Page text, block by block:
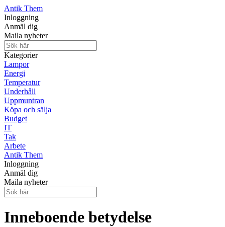
Antik Them
Inloggning
Anmäl dig
Maila nyheter
Kategorier
Lampor
Energi
Temperatur
Underhåll
Uppmuntran
Köpa och sälja
Budget
IT
Tak
Arbete
Antik Them
Inloggning
Anmäl dig
Maila nyheter
Inneboende betydelse